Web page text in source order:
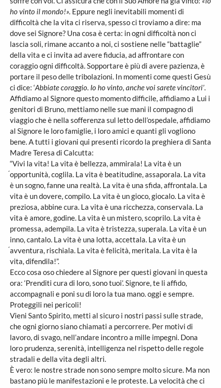
ho vinto il mondo!». Eppure negli inevitabili momenti di
difficoltà che la vita ci riserva, spesso ci troviamo a dire: ma
dove sei Signore? Una cosa è certa: in ogni difficoltà non ci
lascia soli, rimane accanto a noi, ci sostiene nelle “battaglie”
della vita e ci invita ad avere fiducia, ad affrontare con
coraggio ogni difficoltà. Sopportare è più di avere pazienza, è
portare il peso delle tribolazioni. In momenti come questi Gesù
ci dice: ‘Abbiate coraggio. Io ho vinto, anche voi sarete vincitori’.
Affidiamo al Signore questo momento difficile, affidiamo a Lui i
genitori di Bruno, mettiamo nelle sue mani il compagno di
viaggio che è nella sofferenza sul letto dell’ospedale, affidiamo
al Signore le loro famiglie, i loro amici e quanti gli vogliono
bene. A tutti i giovani qui presenti ricordo la preghiera di Santa
Madre Teresa di Calcutta:
“Vivi la vita! La vita è bellezza, ammirala! La vita è un
́opportunità, coglila. La vita è beatitudine, assaporala. La vita
è un sogno, fanne una realtà. La vita è una sfida, affrontala. La
vita è un dovere, compilo. La vita è un gioco, giocalo. La vita è
preziosa, abbine cura. La vita è una ricchezza, conservala. La
vita è amore, godine. La vita è un mistero, scoprilo. La vita è
promessa, adempila. La vita è tristezza, superala. La vita è un
inno, cantalo. La vita è una lotta, accettala. La vita è un
́avventura, rischiala. La vita è felicità, meritala. La vita è la
vita, difendila!”.
Ecco cosa oso chiedere al Signore per questi giovani in questa
ora: ‘Prenditi cura di loro, sono tuoi’. Signore, te li affido,
accompagnali e poni su di loro la tua mano. oggi e sempre.
Proteggili nei pericoli!
Vieni Santo Spirito, metti al sicuro i nostri passi sulle strade,
che ogni giorno siano chiamati a percorrere. Per motivi di
lavoro, di svago, nell’andare incontro a mille impegni. Dona
loro prudenza, serenità, intelligenza nel rispetto delle regole
stradali e della vita degli altri.
È vero: le nostre strade non sono sempre molto sicure. Ma non
bastano più le manifestazioni e le proteste. La velocità che ci